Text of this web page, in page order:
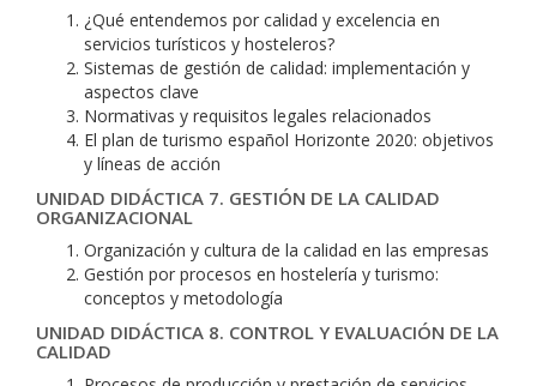
¿Qué entendemos por calidad y excelencia en
servicios turísticos y hosteleros?
Sistemas de gestión de calidad: implementación y
aspectos clave
Normativas y requisitos legales relacionados
El plan de turismo español Horizonte 2020: objetivos
y líneas de acción
UNIDAD DIDÁCTICA 7. GESTIÓN DE LA CALIDAD
ORGANIZACIONAL
Organización y cultura de la calidad en las empresas
Gestión por procesos en hostelería y turismo:
conceptos y metodología
UNIDAD DIDÁCTICA 8. CONTROL Y EVALUACIÓN DE LA
CALIDAD